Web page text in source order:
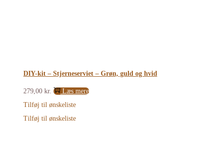
DIY-kit – Stjerneserviet – Grøn, guld og hvid
279,00 kr.
Læs mere
Tilføj til ønskeliste
Tilføj til ønskeliste